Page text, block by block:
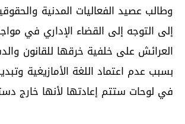
وطالب عصيد الفعاليات المدنية
إلى التوجه إلى القضاء الإداري في
العرائش على خلفية خرقها للقانون
بسبب عدم اعتماد اللغة الأمازيغية
في لوحات ستتم إعادتها لأنها خارج